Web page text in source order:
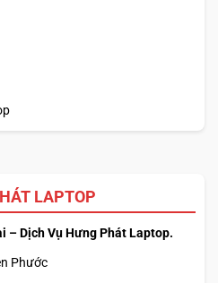
LAPTOP
– Dịch Vụ Hưng Phát Laptop.
Phước